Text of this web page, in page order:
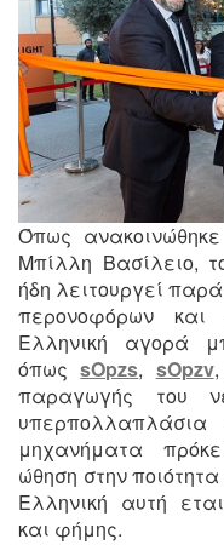
Όπως
Μπίλλη Βασίλειο,
ήδη λειτουργεί
περονοφόρων και
Ελληνική αγορά
όπωςsOpzs, sOpzv,
παραγωγής του
μηχανήματα
ώθηση στην
Ελληνική αυτή
και φήμης.